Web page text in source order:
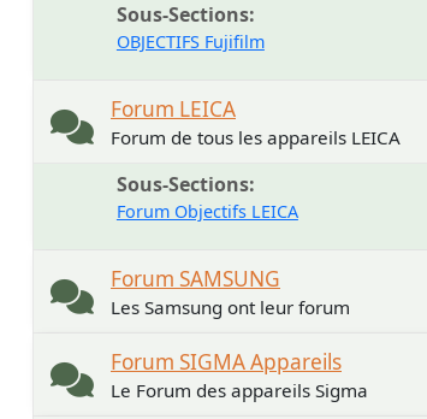
Sous-Sections
OBJECTIFS Fujifilm
Forum LEICA
Forum de tous les appareils LEICA
Sous-Sections
Forum Objectifs LEICA
Forum SAMSUNG
Les Samsung ont leur forum
Forum SIGMA Appareils
Le Forum des appareils Sigma